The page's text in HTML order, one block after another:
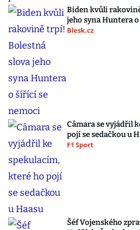
Biden kvůli
jeho syna Huntera
Blesk.cz
Câmara se vyjádřil
pojí se sedačkou u
F1 Sport
Šéf Vojenského